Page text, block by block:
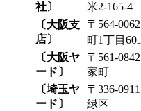
社〕
米2-165-4
〔大阪支
店〕
〒564-
町1丁目
〔大阪ヤ
ード〕
〒561-
家町
〔埼玉ヤ
ード〕
〒336-
緑区